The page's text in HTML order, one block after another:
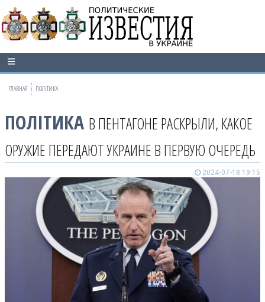
ГЛАВНАЯ ПОЛІТИКА
ПОЛІТИКА В ПЕНТАГОНЕ РАСКРЫЛИ, КАКОЕ
ОРУЖИЕ ПЕРЕДАЮТ УКРАИНЕ В ПЕРВУЮ ОЧЕРЕДЬ
2024-07-18 19:15